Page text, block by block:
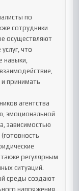
по
сотрудники
осуществляют
что
навыки,
и принимать
агентства
эмоциональной
зависимостью
регулярным
ситуаций.
среды создают
напряжения